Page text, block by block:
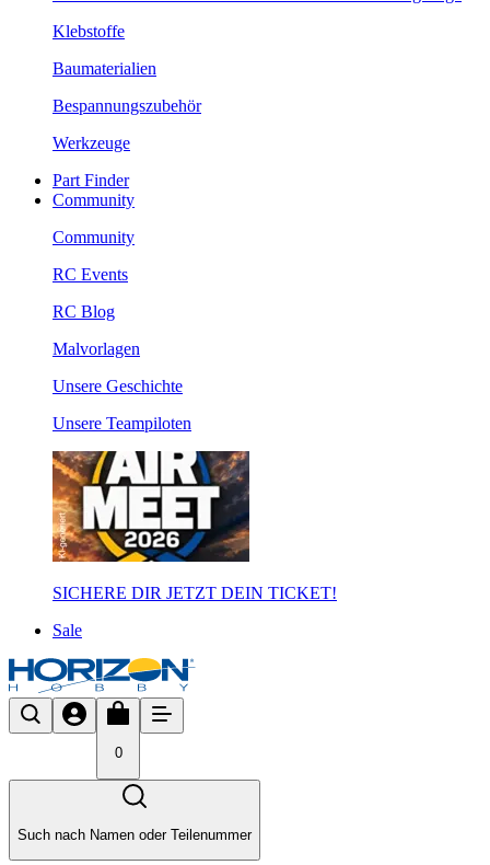
Klebstoffe
Baumaterialien
Bespannungszubehör
Werkzeuge
Part Finder
Community
Community
RC Events
RC Blog
Malvorlagen
Unsere Geschichte
Unsere Teampiloten
SICHERE DIR JETZT DEIN TICKET!
Sale
0
Such nach Namen oder Teilenummer